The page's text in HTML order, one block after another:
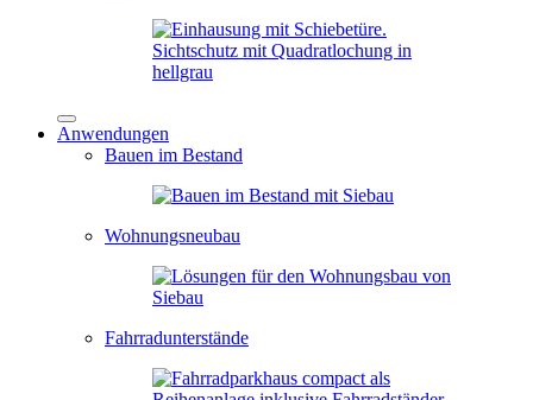
Anwendungen
Bauen im Bestand
Wohnungsneubau
Fahrradunterstände